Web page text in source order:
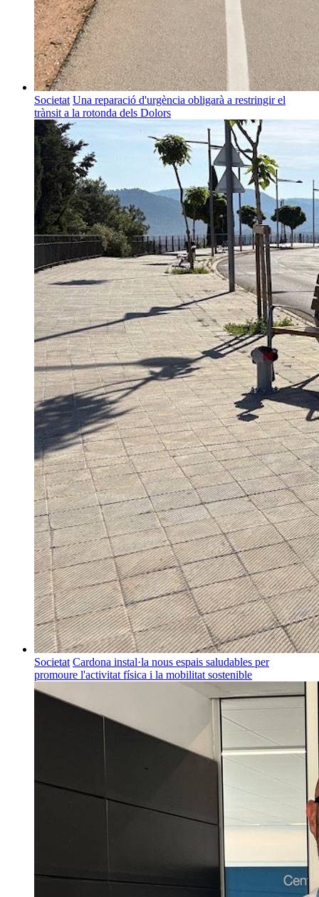
Societat Una reparació d'urgència obligarà a restringir el
trànsit a la rotonda dels Dolors
Societat Cardona instal·la nous espais saludables per
promoure l'activitat física i la mobilitat sostenible